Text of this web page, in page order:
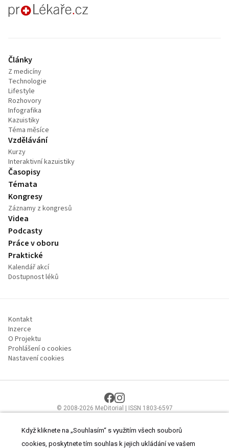
proLékaře.cz
Články
Z medicíny
Technologie
Lifestyle
Rozhovory
Infografika
Kazuistiky
Téma měsíce
Vzdělávání
Kurzy
Interaktivní kazuistiky
Časopisy
Témata
Kongresy
Záznamy z kongresů
Videa
Podcasty
Práce v oboru
Praktické
Kalendář akcí
Dostupnost léků
Kontakt
Inzerce
O Projektu
Prohlášení o cookies
Nastavení cookies
© 2008-2026 MeDitorial | ISSN 1803-6597
zdravotnictví.Čtěte prohlášeníaZásady zpracování osobních údajů
Když kliknete na „Souhlasím“ s využitím všech souborů
cookies, poskytnete tím souhlas k jejich ukládání ve vašem